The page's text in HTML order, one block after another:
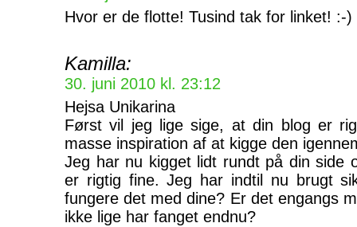
Hvor er de flotte! Tusind tak for linket! :-)
Kamilla:
30. juni 2010 kl. 23:12
Hejsa Unikarina
Først vil jeg lige sige, at din blog er
masse inspiration af at kigge den
Jeg har nu kigget lidt rundt på din side
er rigtig fine. Jeg har indtil nu brugt
fungere det med dine? Er det engangs
ikke lige har fanget endnu?